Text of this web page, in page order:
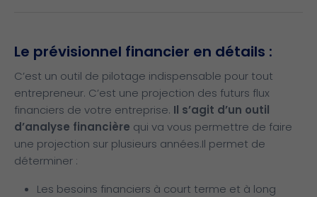
Le prévisionnel financier en détails :
C’est un outil de pilotage indispensable pour tout
entrepreneur. C’est une projection des futurs flux
financiers de votre entreprise. Il s’agit d’un outil
d’analyse financière qui va vous permettre de faire
une projection sur plusieurs années.Il permet de
déterminer :
Les besoins financiers à court terme et à long